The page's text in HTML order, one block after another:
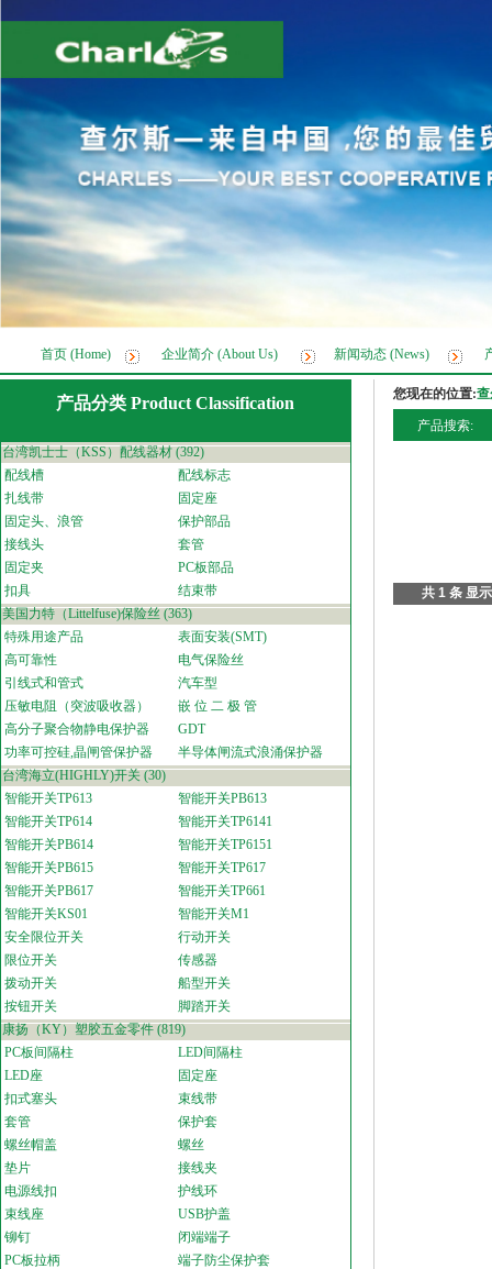
首页 (Home) 企业简介 (About Us) 新闻动态 (News)
产品分类 Product Classification 您现在的位置:
产品搜索:
台湾凯士士（KSS）配线器材 (392)
配线槽
配线标志
扎线带
固定座
固定头、浪管
保护部品
接线头
套管
固定夹
PC板部品
扣具
结束带
美国力特（Littelfuse)保险丝 (363)
特殊用途产品
表面安装(SMT)
高可靠性
电气保险丝
引线式和管式
汽车型
压敏电阻（突波吸收器）
嵌 位 二 极 管
高分子聚合物静电保护器
GDT
功率可控硅,晶闸管保护器
半导体闸流式浪涌保护器
台湾海立(HIGHLY)开关 (30)
智能开关TP613
智能开关PB613
智能开关TP614
智能开关TP6141
智能开关PB614
智能开关TP6151
智能开关PB615
智能开关TP617
智能开关PB617
智能开关TP661
智能开关KS01
智能开关M1
安全限位开关
行动开关
限位开关
传感器
拨动开关
船型开关
按钮开关
脚踏开关
康扬（KY）塑胶五金零件 (819)
PC板间隔柱
LED间隔柱
LED座
固定座
扣式塞头
束线带
套管
保护套
螺丝帽盖
螺丝
垫片
接线夹
电源线扣
护线环
束线座
USB护盖
铆钉
闭端端子
PC板拉柄
端子防尘保护套
共 1 条 显